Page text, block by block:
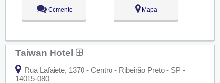
Comente Mapa
Taiwan Hotel
Rua Lafaiete, 1370 - Centro - Ribeirão Preto - SP -
14015-080